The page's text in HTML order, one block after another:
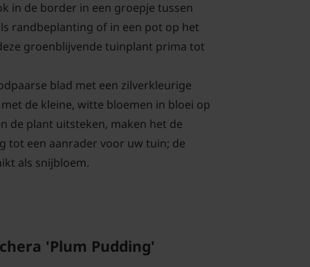
in de border in een groepje tussen
randbeplanting of in een pot op het
groenblijvende tuinplant prima tot
blad met een zilverkleurige
de kleine, witte bloemen in bloei op
de plant uitsteken, maken het de
tot een aanrader voor uw tuin; de
als snijbloem.
'Plum Pudding'